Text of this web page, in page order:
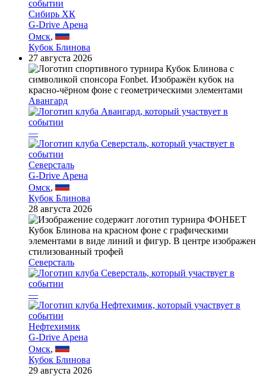
Сибирь ХК
G-Drive Арена
Омск,
Кубок Блинова
27 августа 2026
Авангард
—
Северсталь
G-Drive Арена
Омск,
Кубок Блинова
28 августа 2026
Северсталь
—
Нефтехимик
G-Drive Арена
Омск,
Кубок Блинова
29 августа 2026